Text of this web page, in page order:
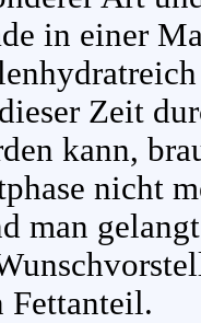
in einer
Zeit
kann,
nicht
man
Fettanteil.